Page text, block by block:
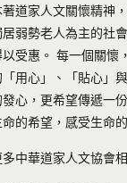
道家人文關懷精神
弱勢老人為主的社
受惠。 每一個關懷
「用心」、「貼心」
發心，更希望傳遞一
命的希望，感受生命
多中華道家人文協會